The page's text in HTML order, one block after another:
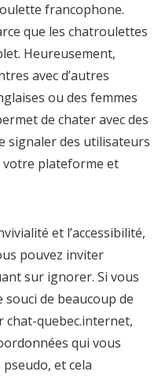
francophone.
que les chatroulettes
Heureusement,
avec d’autres
ou des femmes
de chater avec des
signaler des utilisateurs
votre plateforme et
et l’accessibilité,
pouvez inviter
sur ignorer. Si vous
de beaucoup de
chat-quebec.internet,
qui vous
et cela